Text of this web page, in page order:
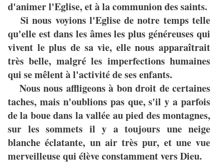
d'animer l'Eglise, et à la communion des saints.
Si nous voyions l'Eglise de notre temps telle
qu'elle est dans les âmes les plus généreuses qui
vivent le plus de sa vie, elle nous apparaîtrait
très belle, malgré les imperfections humaines
qui se mêlent à l'activité de ses enfants.
Nous nous affligeons à bon droit de certaines
taches, mais n'oublions pas que, s'il y a parfois
de la boue dans la vallée au pied des montagnes,
sur les sommets il y a toujours une neige
blanche éclatante, un air très pur, et une vue
merveilleuse qui élève constamment vers Dieu.